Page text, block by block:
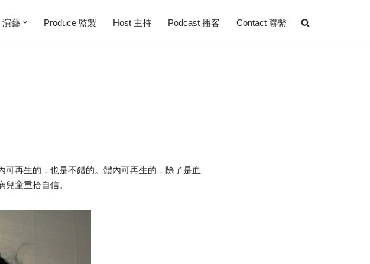
演藝 Produce 監製 Host 主持 Podcast 播客 Contact 聯繫
再生的，也是不錯的。體內可再生的，除了是血
童重拾自信。